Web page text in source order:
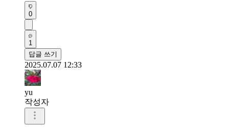
0
1
답글 쓰기
2025.07.07 12:33
yu
작성자